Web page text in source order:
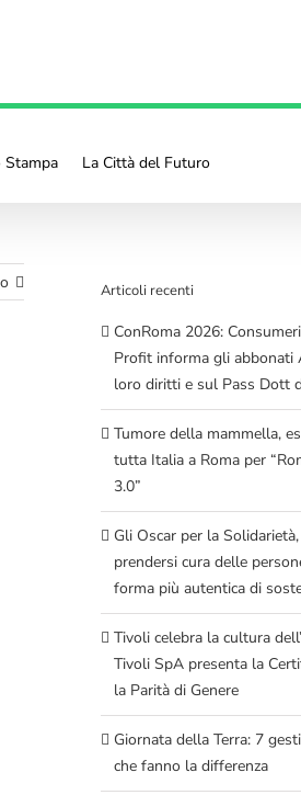
La Città del Futuro
Articoli recenti
ConRoma 2026:
Profit informa gli abbonati
loro diritti e sul Pass Dott
Tumore della mammella,
tutta Italia a Roma per
3.0”
Gli Oscar per la
prendersi cura delle
forma più autentica di
Tivoli celebra la cultura
Tivoli SpA presenta la
la Parità di Genere
Giornata della Terra: 7
che fanno la differenza